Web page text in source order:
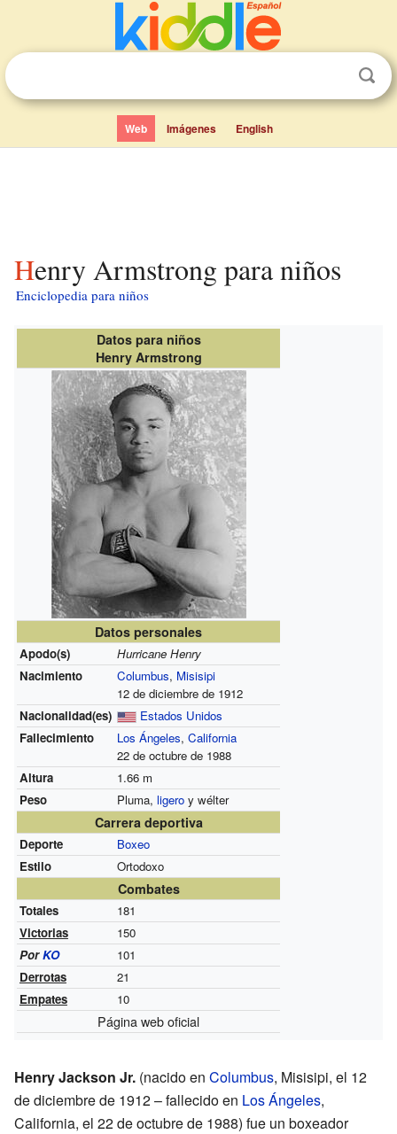
Web Imágenes English
Henry Armstrong para niños
Enciclopedia para niños
Datos para niños
Henry Armstrong
Datos personales
Apodo(s)
Hurricane Henry
Nacimiento
Columbus, Misisipi
12 de diciembre de 1912
Nacionalidad(es)
Estados Unidos
Fallecimiento
Los Ángeles, California
22 de octubre de 1988
Altura
1.66 m
Peso
Pluma, ligeroy wélter
Carrera deportiva
Deporte
Boxeo
Estilo
Ortodoxo
Combates
Totales
181
Victorias
150
PorKO
101
Derrotas
21
Empates
10
Página web oficial
Henry Jackson Jr. (nacido en Columbus, Misisipi, el 12
de diciembre de 1912 – fallecido en Los Ángeles,
California, el 22 de octubre de 1988) fue un boxeador